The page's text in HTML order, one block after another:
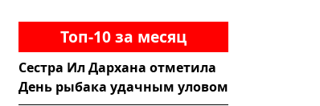
Топ-10 за месяц
Сестра Ил Дархана отметила
День рыбака удачным уловом